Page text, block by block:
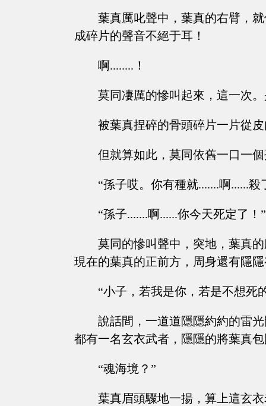
葉真厲叱聲中，葉真的右臂，
成碎片的聲音不絕于耳！
啊........！
莫同凄厲的慘叫起來，這一次
被葉真捏碎的骨頭碎片一片從
但就算如此，莫同依舊一口一
“孫子哎。你有種就.......啊......殺
“孫子.......啊......你今天死定了！”
莫同的慘叫聲中，突地，葉真
現在的葉真的正前方，周身還有隱
“小子，若我是你，若是不想死
說話間，一道道隱隱約約的雷
都有一名玄衣武者，隱隱的將葉真
“魂海境？”
葉真眉頭驟地一揚，算上這玄